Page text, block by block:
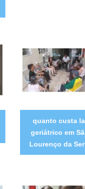
quanto custa
geriátrico em
Lourenço da